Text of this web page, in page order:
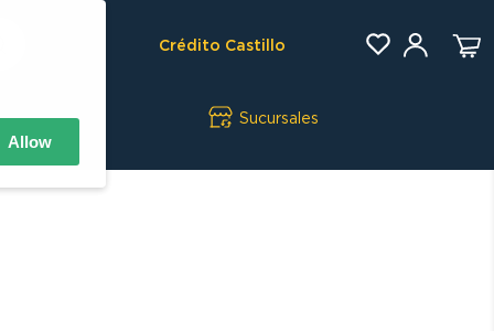
Crédito Castillo
Sucursales
Allow